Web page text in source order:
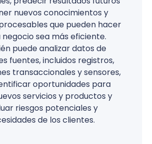
nuevos conocimientos y
que pueden hacer
negocio sea más eficiente.
puede analizar datos de
fuentes, incluidos registros,
transaccionales y sensores,
oportunidades para
servicios y productos y
riesgos potenciales y
de los clientes.